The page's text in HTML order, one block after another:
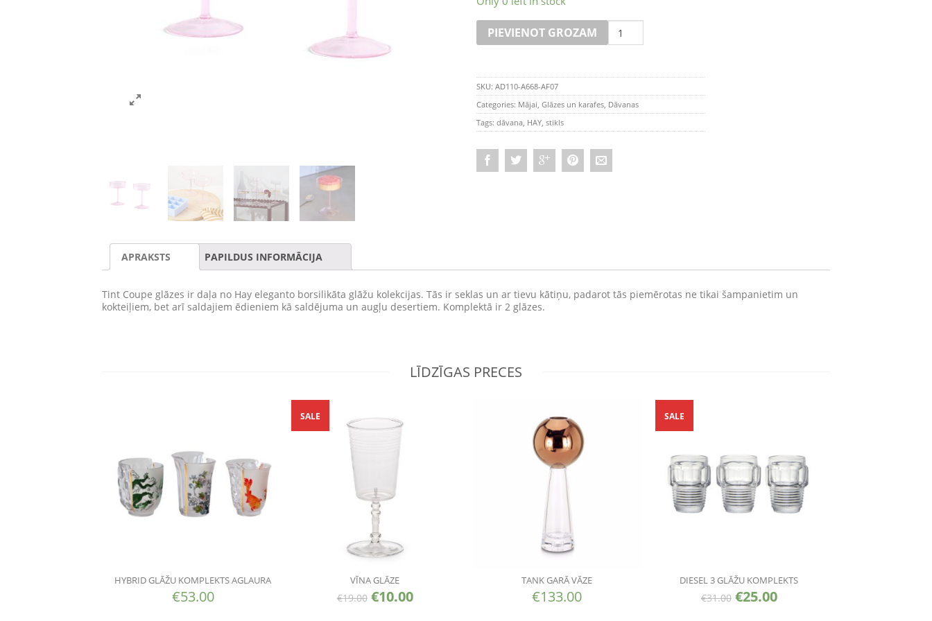
PIEVIENOT GROZAM
Quantity
SKU: AD110-A668-AF07
Categories: Mājai, Glāzes un karafes, Dāvanas
Tags: dāvana, HAY, stikls
APRAKSTS PAPILDUS INFORMĀCIJA
Tint Coupe glāzes ir daļa no Hay eleganto borsilikāta glāžu kolekcijas. Tās ir seklas un ar tievu kātiņu, padarot tās piemērotas ne tikai šampanietim un
kokteiļiem, bet arī saldajiem ēdieniem kā saldējuma un augļu desertiem. Komplektā ir 2 glāzes.
LĪDZĪGAS PRECES
HYBRID GLĀŽU KOMPLEKTS AGLAURA
€53.00
VĪNA GLĀZE
€19.00 €10.00
SALE
TANK GARĀ VĀZE
€133.00
DIESEL 3 GLĀŽU KOMPLEKTS
€31.00 €25.00
SALE